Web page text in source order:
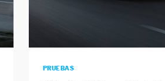
PRUEBAS